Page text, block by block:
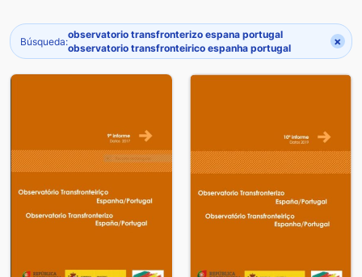
Búsqueda:
observatorio transfronterizo espana portugal
observatorio transfronteirico espanha portugal
×